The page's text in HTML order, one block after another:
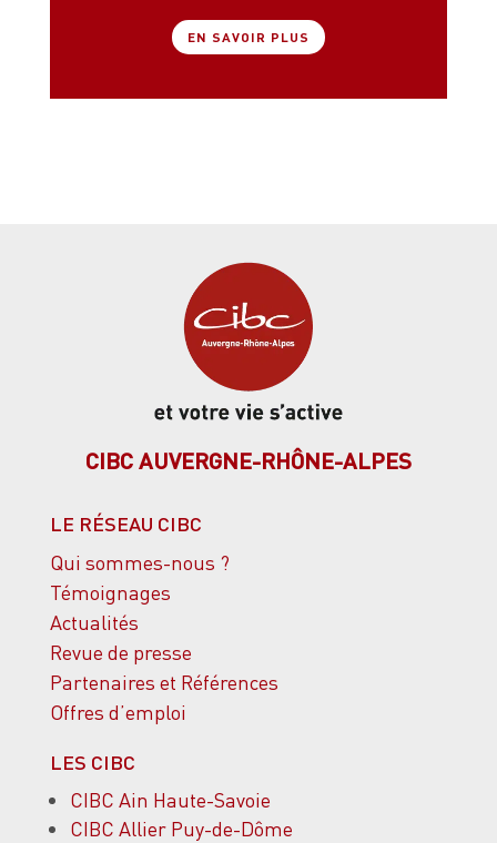
EN SAVOIR PLUS
CIBC AUVERGNE-RHÔNE-ALPES
LE RÉSEAU CIBC
Qui sommes-nous ?
Témoignages
Actualités
Revue de presse
Partenaires et Références
Offres d’emploi
LES CIBC
CIBC Ain Haute-Savoie
CIBC Allier Puy-de-Dôme